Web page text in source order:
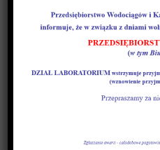
Dziś
Dzień Wody.
dla
Ty i Twoja rodzina, szkoła i